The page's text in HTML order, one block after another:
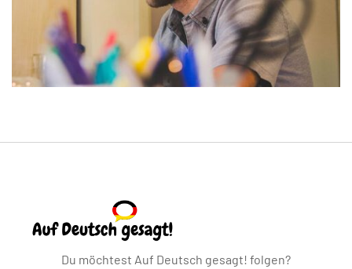
Du möchtest Auf Deutsch gesagt! folgen?